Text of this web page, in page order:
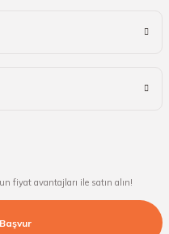
fiyat avantajları ile satın alın!